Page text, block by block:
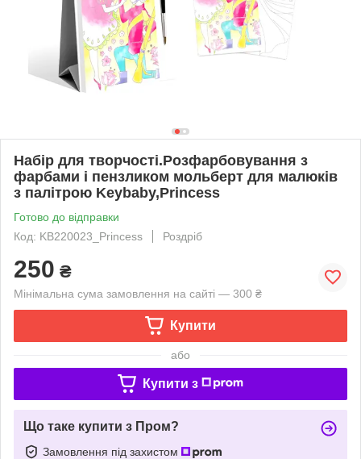
Набір для творчості.Розфарбовування з
фарбами і пензликом мольберт для малюків
з палітрою Keybaby,Princess
Готово до відправки
Код: KB220023_Princess
Роздріб
250 ₴
Мінімальна сума замовлення на сайті — 300 ₴
Купити
або
Купити з
Що таке купити з Пром?
Замовлення під захистом